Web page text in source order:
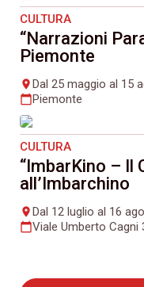
CULTURA
“Narrazioni
Piemonte
placeDal 25 maggio al 15
calendar_todayPiemonte
CULTURA
“ImbarKino – Il
all’Imbarchino
placeDal 12 luglio al 16
calendar_todayViale Umberto Cagni